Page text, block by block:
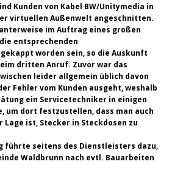
Kunden von Kabel BW/Unitymedia in
virtuellen Außenwelt angeschnitten.
im Auftrag eines großen
entsprechenden
worden sein, so die Auskunft
dritten Anruf. Zuvor war das
leider allgemein üblich davon
Fehler vom Kunden ausgeht, weshalb
ein Servicetechniker in einigen
um dort festzustellen, dass man auch
Lage ist, Stecker in Steckdosen zu
führte seitens des Dienstleisters dazu,
Waldbrunn nach evtl. Bauarbeiten